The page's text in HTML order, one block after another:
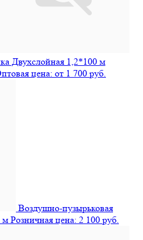
Двухслойная 1,2*100 м
цена: от 1 700 руб.
Воздушно-пузырьковая
м Розничная цена: 2 100 руб.